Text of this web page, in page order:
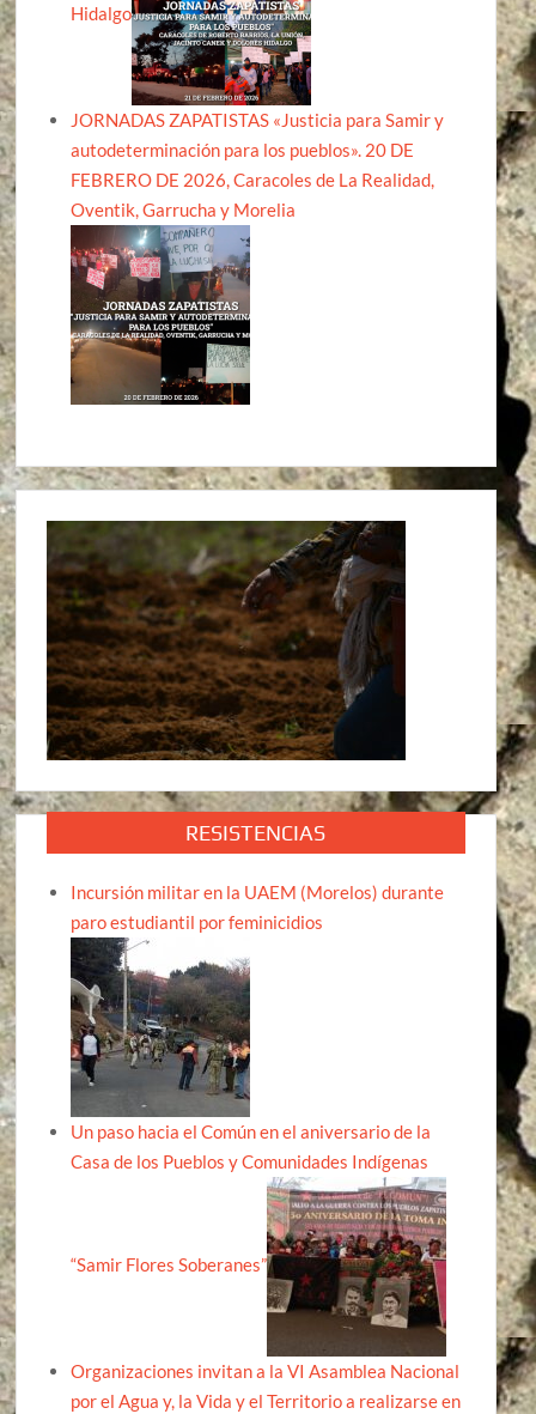
Hidalgo
JORNADAS ZAPATISTAS «Justicia para Samir y
autodeterminación para los pueblos». 20 DE
FEBRERO DE 2026, Caracoles de La Realidad,
Oventik, Garrucha y Morelia
RESISTENCIAS
Incursión militar en la UAEM (Morelos) durante
paro estudiantil por feminicidios
Un paso hacia el Común en el aniversario de la
Casa de los Pueblos y Comunidades Indígenas
“Samir Flores Soberanes”
Organizaciones invitan a la VI Asamblea Nacional
por el Agua y, la Vida y el Territorio a realizarse en